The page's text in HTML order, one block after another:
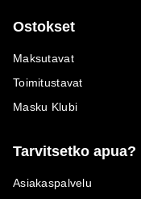
Ostokset
Maksutavat
Toimitustavat
Masku Klubi
Tarvitsetko apua?
Asiakaspalvelu